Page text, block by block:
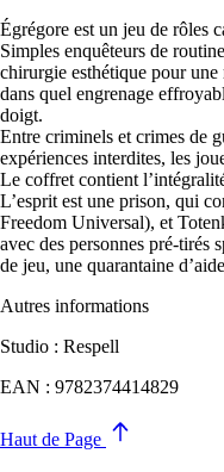
Égrégore est un jeu de rôles
Simples enquêteurs de
chirurgie esthétique pour
dans quel engrenage
doigt.
Entre criminels et crimes de
expériences interdites, les
Le coffret contient
L’esprit est une prison, qui
Freedom Universal), et
avec des personnes pré-tirés
de jeu, une quarantaine
Autres informations
Studio : Respell
EAN : 9782374414829
Haut de Page